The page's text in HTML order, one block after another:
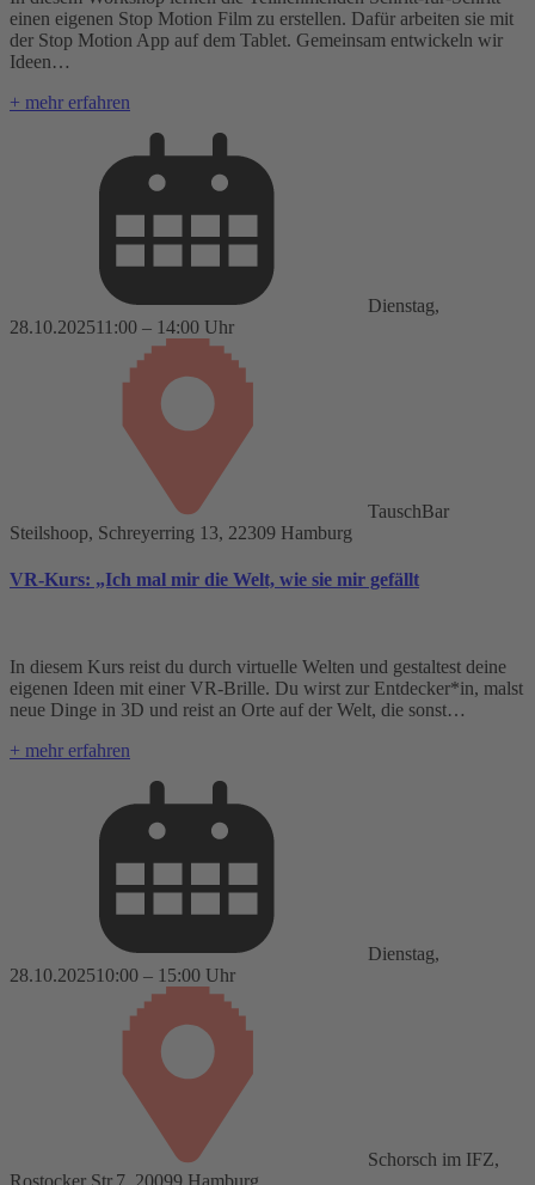
einen eigenen Stop Motion Film zu erstellen. Dafür arbeiten sie mit
der Stop Motion App auf dem Tablet. Gemeinsam entwickeln wir
Ideen…
+ mehr erfahren
Dienstag,
28.10.202511:00 – 14:00 Uhr
TauschBar
Steilshoop, Schreyerring 13, 22309 Hamburg
VR-Kurs: „Ich mal mir die Welt, wie sie mir gefällt
In diesem Kurs reist du durch virtuelle Welten und gestaltest deine
eigenen Ideen mit einer VR-Brille. Du wirst zur Entdecker*in, malst
neue Dinge in 3D und reist an Orte auf der Welt, die sonst…
+ mehr erfahren
Dienstag,
28.10.202510:00 – 15:00 Uhr
Schorsch im IFZ,